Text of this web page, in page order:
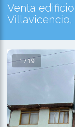
Venta
Villavicencio,
1 / 19